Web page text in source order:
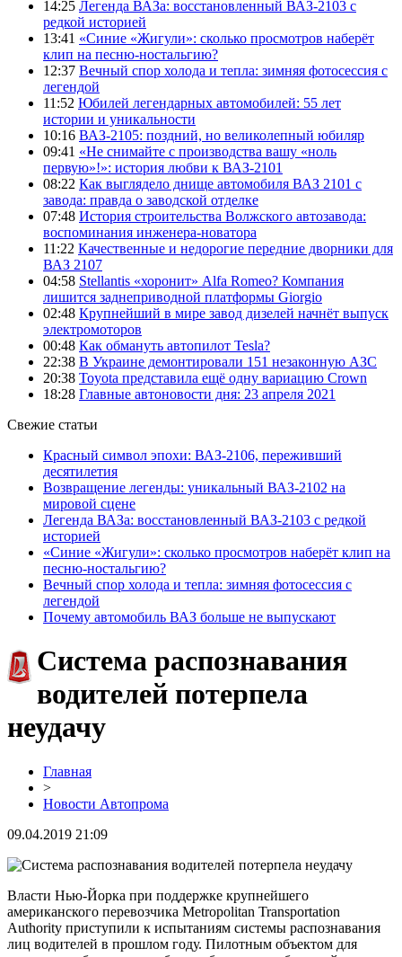
14:25 Легенда ВАЗа: восстановленный ВАЗ-2103 с
редкой историей
13:41 «Синие «Жигули»: сколько просмотров наберёт
клип на песню-ностальгию?
12:37 Вечный спор холода и тепла: зимняя фотосессия с
легендой
11:52 Юбилей легендарных автомобилей: 55 лет
истории и уникальности
10:16 ВАЗ-2105: поздний, но великолепный юбиляр
09:41 «Не снимайте с производства вашу «ноль
первую»!»: история любви к ВАЗ-2101
08:22 Как выглядело днище автомобиля ВАЗ 2101 с
завода: правда о заводской отделке
07:48 История строительства Волжского автозавода:
воспоминания инженера-новатора
11:22 Качественные и недорогие передние дворники для
ВАЗ 2107
04:58 Stellantis «хоронит» Alfa Romeo? Компания
лишится заднеприводной платформы Giorgio
02:48 Крупнейший в мире завод дизелей начнёт выпуск
электромоторов
00:48 Как обмануть автопилот Tesla?
22:38 В Украине демонтировали 151 незаконную АЗС
20:38 Toyota представила ещё одну вариацию Crown
18:28 Главные автоновости дня: 23 апреля 2021
Свежие статьи
Красный символ эпохи: ВАЗ-2106, переживший
десятилетия
Возвращение легенды: уникальный ВАЗ-2102 на
мировой сцене
Легенда ВАЗа: восстановленный ВАЗ-2103 с редкой
историей
«Синие «Жигули»: сколько просмотров наберёт клип на
песню-ностальгию?
Вечный спор холода и тепла: зимняя фотосессия с
легендой
Почему автомобиль ВАЗ больше не выпускают
Cистема распознавания
водителей потерпела
неудачу
Главная
>
Новости Автопрома
09.04.2019 21:09
Власти Нью-Йорка при поддержке крупнейшего
американского перевозчика Metropolitan Transportation
Authority приступили к испытаниям системы распознавания
лиц водителей в прошлом году. Пилотным объектом для